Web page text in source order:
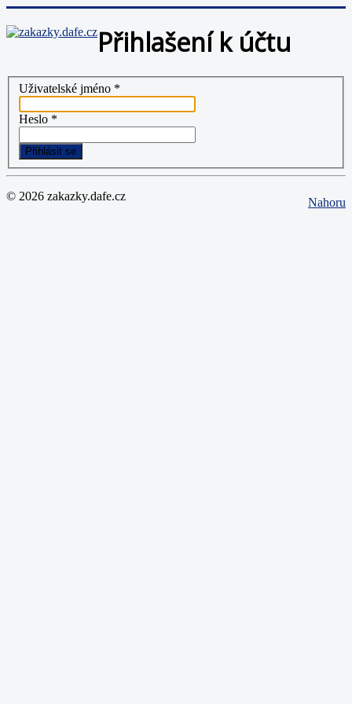
Přihlašení k účtu
Uživatelské jméno *
Heslo *
Přihlásit se
Nahoru
© 2026 zakazky.dafe.cz